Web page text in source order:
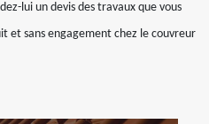
lui un devis des travaux que vous
et sans engagement chez le couvreur